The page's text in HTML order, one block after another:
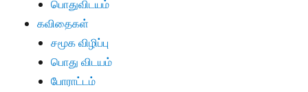
பொதுவிடயம்
கவிதைகள்
சமூக விழிப்பு
பொது விடயம்
போராட்டம்